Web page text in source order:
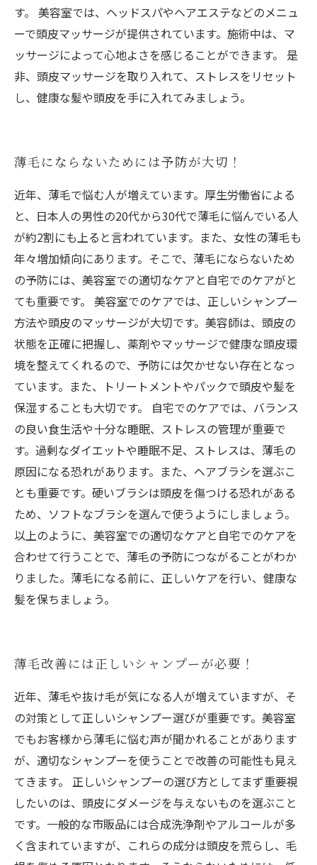
す。 美容室では、ヘッドスパやヘアエステなどのメニュ
ーで頭皮マッサージが提供されています。施術中は、マ
ッサージによって心地よさを感じることができます。 是
非、頭皮マッサージを取り入れて、ストレスをリセット
し、健康な髪や頭皮を手に入れてみましょう。
薄毛にならないためには予防が大切！
近年、薄毛で悩む人が増えています。厚生労働省による
と、日本人の男性の20代から30代で薄毛に悩んでいる人
が約2割にも上ると言われています。また、女性の薄毛も
年々増加傾向にあります。そこで、薄毛にならないため
の予防には、美容室での適切なケアと自宅でのケアがと
ても重要です。 美容室でのケアでは、正しいシャンプー
方法や頭皮のマッサージが大切です。美容師は、頭皮の
状態を正確に把握し、薬剤やマッサージで健康な頭皮環
境を整えてくれるので、予防には欠かせない存在となっ
ています。また、トリートメントやパックで頭皮や髪を
保湿することも大切です。 自宅でのケアでは、バランス
の良い食生活や十分な睡眠、ストレスの管理が重要で
す。過剰なダイエットや睡眠不足、ストレスは、薄毛の
原因になる恐れがあります。また、ヘアブラシを選ぶこ
とも重要です。硬いブラシは頭皮を傷つける恐れがある
ため、ソフトなブラシを選んで使うようにしましょう。
以上のように、美容室での適切なケアと自宅でのケアを
合わせて行うことで、薄毛の予防につながることがわか
りました。薄毛になる前に、正しいケアを行い、健康な
髪を保ちましょう。
薄毛改善には正しいシャンプーが必要！
近年、薄毛や抜け毛が気になる人が増えていますが、そ
の対策として正しいシャンプー選びが重要です。美容室
でもお客様から薄毛に悩む声が聞かれることがあります
が、適切なシャンプーを使うことで改善の可能性も見え
てきます。 正しいシャンプーの選び方としてまず重要視
したいのは、頭皮にダメージを与えないものを選ぶこと
です。一般的な市販品には合成洗浄剤やアルコールが多
く含まれていますが、これらの成分は頭皮を荒らし、毛